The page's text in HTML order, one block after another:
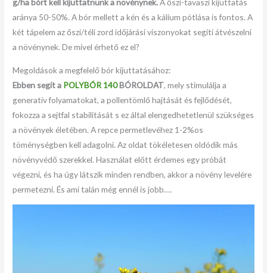
g/ha bórt kell kijuttatnunk a növénynek.A őszi-tavaszi kijuttatás
aránya 50-50%. A bór mellett a kén és a kálium pótlása is fontos. A
két tápelem az őszi/téli zord időjárási viszonyokat segíti átvészelni
a növénynek. De mivel érhető ez el?
Megoldások a megfelelő bór kijuttatásához:
Ebben segít a POLYBÓR 140BÓROLDAT, mely stimulálja a
generatív folyamatokat, a pollentömlő hajtását és fejlődését,
fokozza a sejtfal stabilitását s ez által elengedhetetlenül szükséges
a növények életében. A repce permetlevéhez 1-2%os
töménységben kell adagolni. Az oldat tökéletesen oldódik más
növényvédő szerekkel. Használat előtt érdemes egy próbát
végezni, és ha úgy látszik minden rendben, akkor a növény levelére
permetezni. És ami talán még ennél is jobb….